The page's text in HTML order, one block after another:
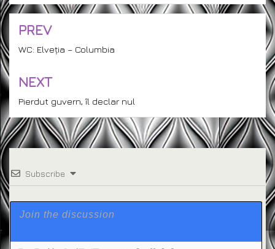
Post
navigation
PREV
WC: Elveția – Columbia
NEXT
Pierdut guvern, îl declar nul
Subscribe